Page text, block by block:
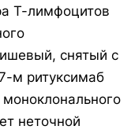
Т-лимфоцитов
снятый с
м ритуксимаб
неточной